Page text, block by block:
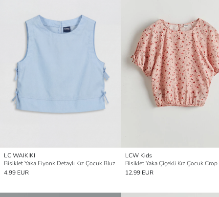
LC WAIKIKI
Bisiklet Yaka Fiyonk Detaylı Kız Çocuk Bluz
4.99 EUR
LCW Kids
Bisiklet Yaka Çiçekli Kız Çocuk
12.99 EUR